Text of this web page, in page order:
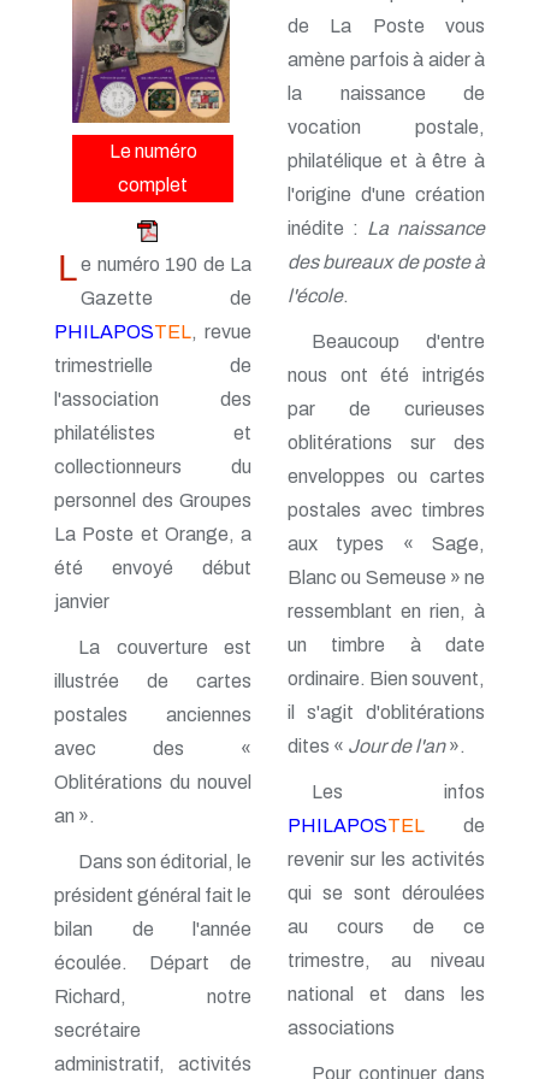
n° 161 - Octobre 2014
n° 160 - Juillet 2014
n° 159 - Avril 2014
n° 158 - Janvier 2014
n° 157 - Octobre 2013
n° 155 - Avril 2013
n° 154 - Janvier 2013
n° 153 - Octobre 2012
n° 152 - Juillet 2012
n° 150 - Janvier 2012
n° 149 - Octobre 2011
n° 148 - Juillet 2011
n° 147 - Avril 2011
n° 146 - Janvier 2011
n° 145 - Octobre 2010
n° 143 - Avril 2010
n° 142 - Janvier 2010
n° 141 - Octobre 2009
n° 140 - Juillet 2009
n° 139 - Avril 2009
n° 138 - Janvier 2009
n° 136 - Juillet 2008
n° 134 - Janvier 2008
n° 133 - Octobre 2007
n° 132 - Juillet 2007
n° 130 - Janvier 2007
n° 129 - Octobre 2006
n° 126 - Janvier 2006
n° 125 - Octobre 2005
n° 124 - Juillet 2005
n° 123 - Avril 2005
n° 121 - Octobre 2004
n° 120 - Juillet 2004
n° 119 - Avril 2004
n° 117 - Octobre 2003
Le numéro
complet
Le numéro 190 de La
Gazette de
PHILAPOSTEL, revue
trimestrielle de
l'association des
philatélistes et
collectionneurs du
personnel des Groupes
La Poste et Orange, a
été envoyé début
janvier
La couverture est
illustrée de cartes
postales anciennes
avec des «
Oblitérations du nouvel
an ».
Dans son éditorial, le
président général fait le
bilan de l'année
écoulée. Départ de
Richard, notre
secrétaire
administratif, activités
de La Poste vous
amène parfois à aider à
la naissance de
vocation postale,
philatélique et à être à
l'origine d'une création
inédite : La naissance
des bureaux de poste à
l'école.
Beaucoup d'entre
nous ont été intrigés
par de curieuses
oblitérations sur des
enveloppes ou cartes
postales avec timbres
aux types « Sage,
Blanc ou Semeuse » ne
ressemblant en rien, à
un timbre à date
ordinaire. Bien souvent,
il s'agit d'oblitérations
dites « Jour de l'an».
Les infos
PHILAPOSTEL de
revenir sur les activités
qui se sont déroulées
au cours de ce
trimestre, au niveau
national et dans les
associations
Pour continuer dans